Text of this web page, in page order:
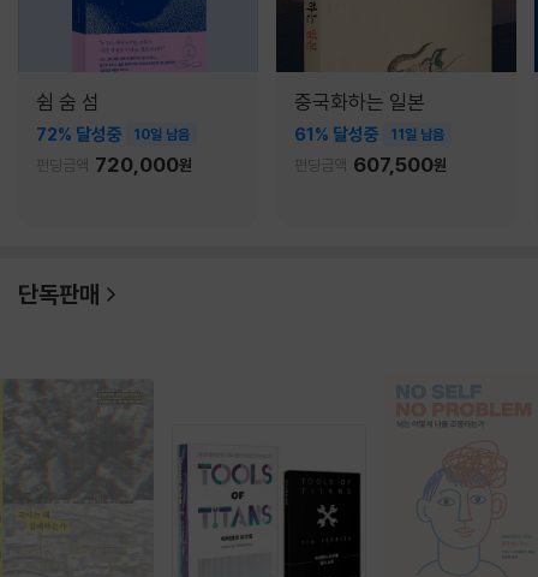
쉼 숨 섬
72% 달성중 10일 남음
펀딩금액 720,000원
중국화하는 일본
61% 달성중 11일 남음
펀딩금액 607,500원
단독판매